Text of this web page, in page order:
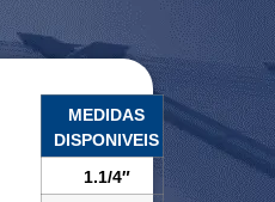
MEDIDAS
DISPONIVEIS
1.1/4″